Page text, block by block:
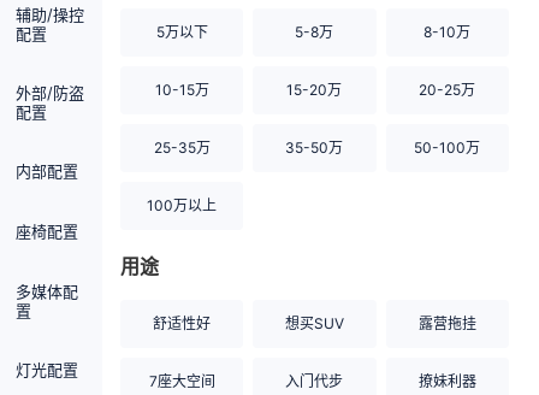
辅助/操控
配置
外部/防盗
配置
内部配置
座椅配置
多媒体配
置
灯光配置
5万以下 5-8万 8-10万
10-15万 15-20万 20-25万
25-35万 35-50万 50-100万
100万以上
用途
舒适性好 想买SUV 露营拖挂
7座大空间 入门代步 撩妹利器